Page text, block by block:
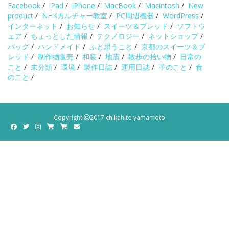
Facebook / iPad / iPhone / MacBook / Macintosh / New
product / NHKカルチャー教室 / PC周辺機器 / WordPress /
インターネット / お知らせ / スイーツ＆ブレッド / ソフトウ
ェア / ちょっとした情報 / テクノロジー / ネットショップ/
バッグ / ハンドメイド / ふと思うこと / 京都のスイーツ＆ブ
レッド / 制作物販売 / 和装 / 地震 / 散歩の拾い物 / 日常の
こと / 未分類 / 環境 / 製作日誌 / 運用日誌 / 革のこと / 食
のこと /
Copyright 2017 chikahito yamamoto.